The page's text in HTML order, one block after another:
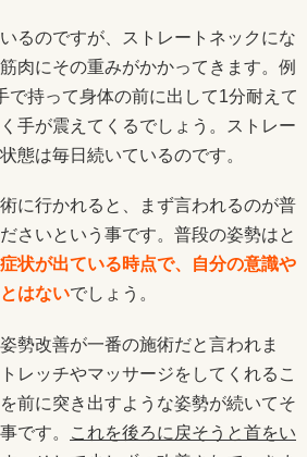
るのですが、ストレートネックにな
肉にその重みがかかってきます。例
で持って身体の前に出して1分耐えて
手が震えてくるでしょう。ストレー
態は毎日続いているのです。
に行かれると、まず言われるのが普
さいという事です。普段の姿勢はと
状が出ている時点で、自分の意識や
はないでしょう。
勢改善が一番の施術だと言われま
レッチやマッサージをしてくれるこ
前に突き出すような姿勢が続いてそ
です。
これを後ろに戻そうと首をい